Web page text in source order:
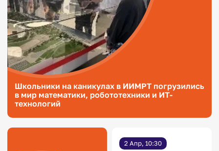
Школьники на каникулах в ИИМРТ погрузились
в мир математики, робототехники и ИТ-
технологий
2 Апр, 10:30